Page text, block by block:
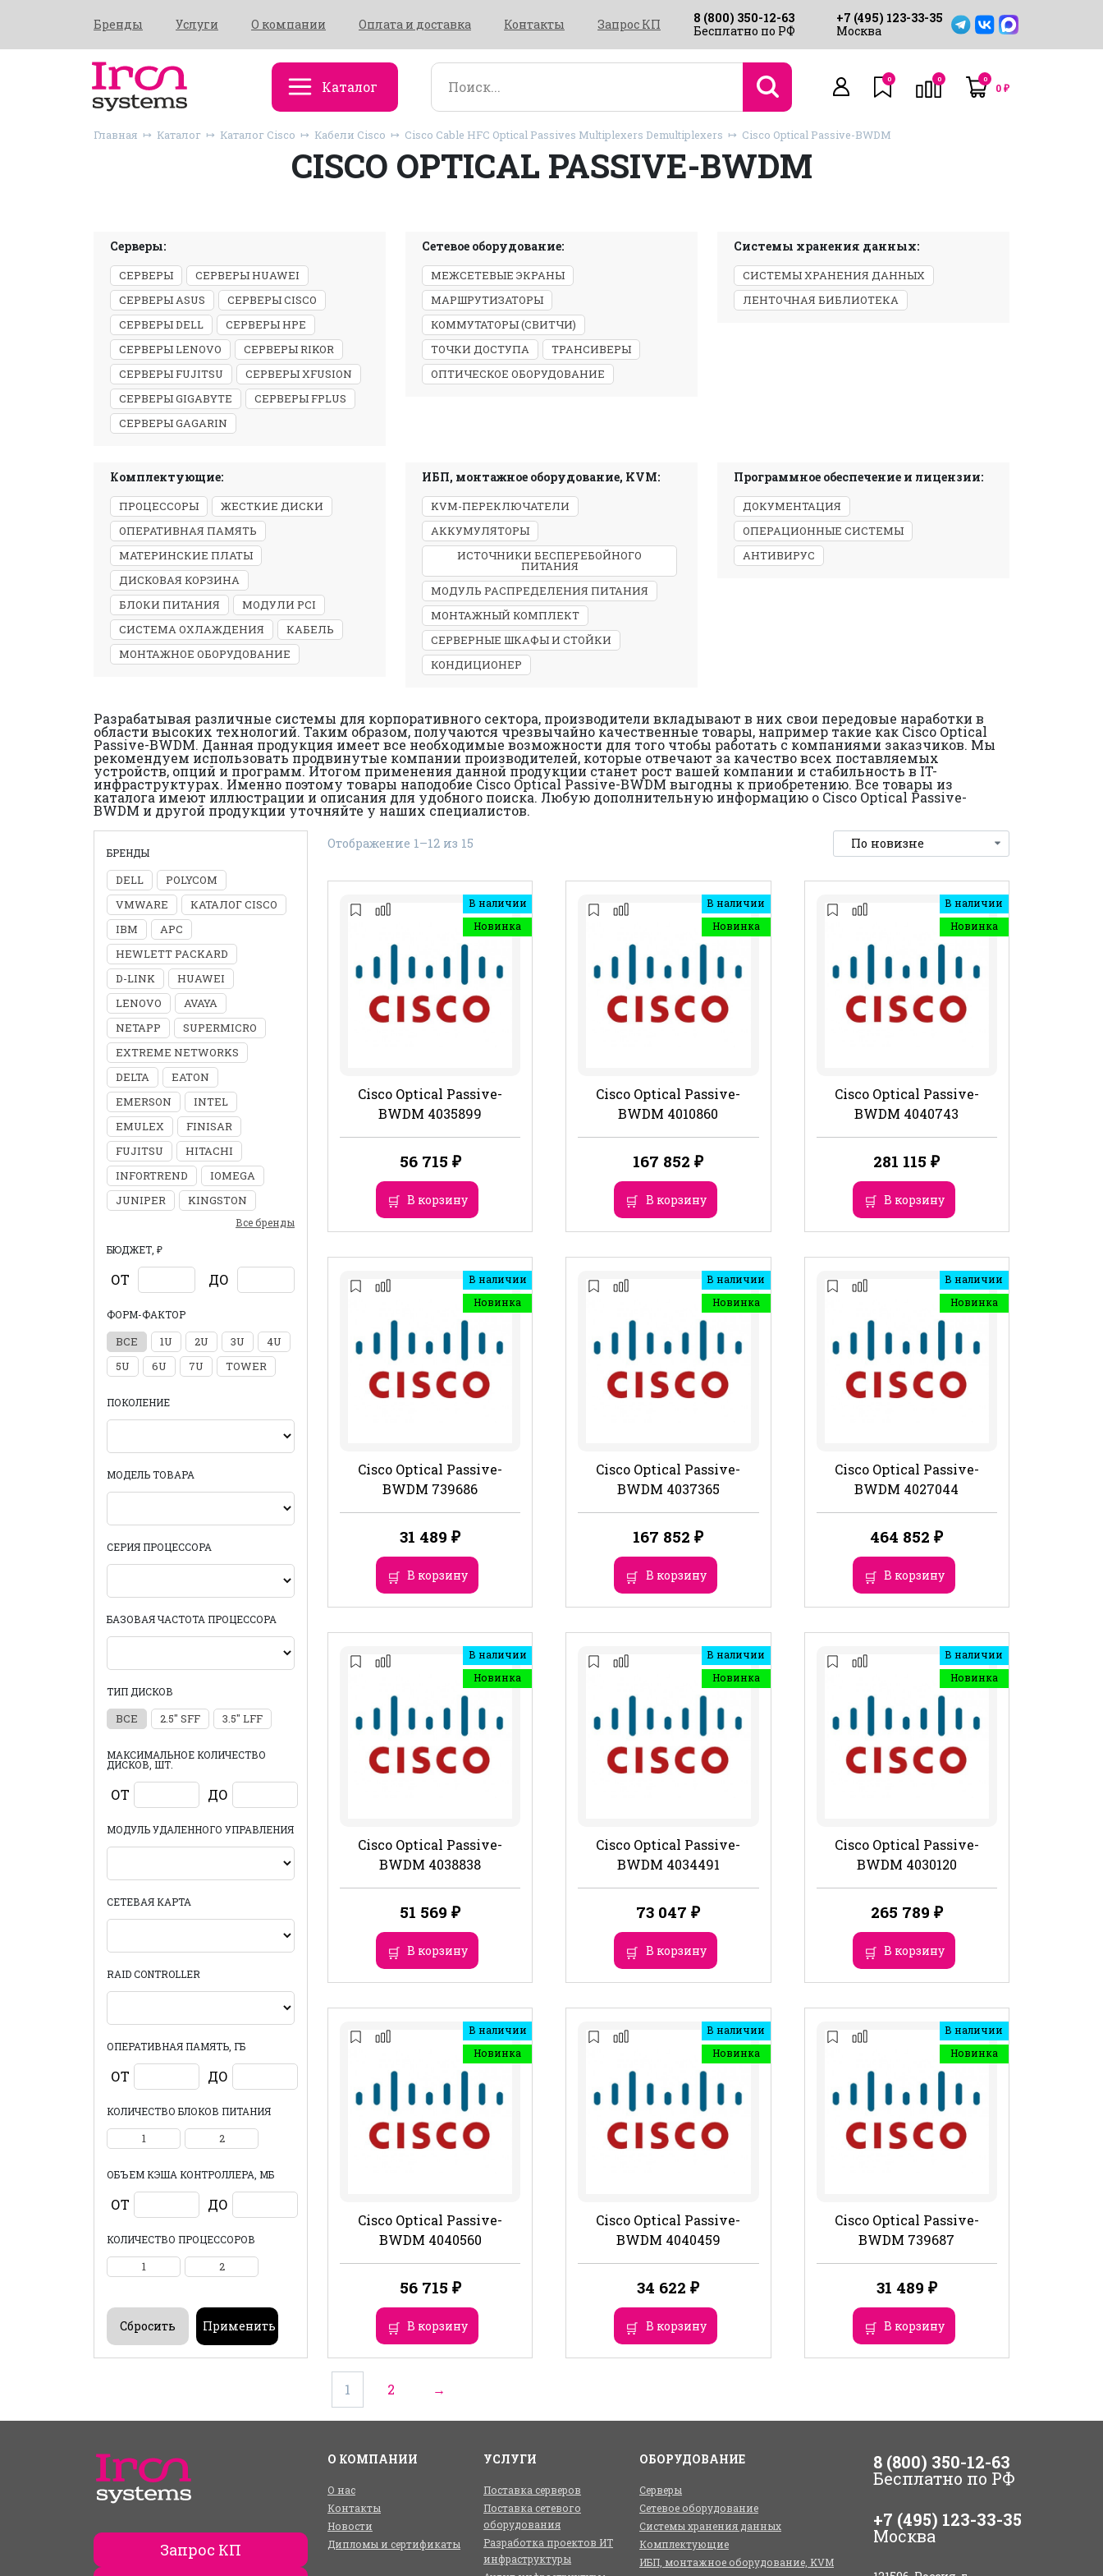
Бренды Услуги О компании Оплата и доставка Контакты Запрос КП
8 (800) 350-12-63
Бесплатно по РФ
+7 (495) 123-33-35
Москва
Каталог 0 0 0
0₽
Главная Каталог Каталог Cisco Кабели Cisco Cisco Cable HFC Optical Passives Multiplexers Demultiplexers Cisco Optical Passive-BWDM
CISCO OPTICAL PASSIVE-BWDM
Серверы:
СЕРВЕРЫ
СЕРВЕРЫ HUAWEI
СЕРВЕРЫ ASUS
СЕРВЕРЫ CISCO
СЕРВЕРЫ DELL
СЕРВЕРЫ HPE
СЕРВЕРЫ LENOVO
СЕРВЕРЫ RIKOR
СЕРВЕРЫ FUJITSU
СЕРВЕРЫ XFUSION
СЕРВЕРЫ GIGABYTE
СЕРВЕРЫ FPLUS
СЕРВЕРЫ GAGARIN
Сетевое оборудование:
МЕЖСЕТЕВЫЕ ЭКРАНЫ
МАРШРУТИЗАТОРЫ
КОММУТАТОРЫ (СВИТЧИ)
ТОЧКИ ДОСТУПА
ТРАНСИВЕРЫ
ОПТИЧЕСКОЕ ОБОРУДОВАНИЕ
Системы хранения данных:
СИСТЕМЫ ХРАНЕНИЯ ДАННЫХ
ЛЕНТОЧНАЯ БИБЛИОТЕКА
Комплектующие:
ПРОЦЕССОРЫ
ЖЕСТКИЕ ДИСКИ
ОПЕРАТИВНАЯ ПАМЯТЬ
МАТЕРИНСКИЕ ПЛАТЫ
ДИСКОВАЯ КОРЗИНА
БЛОКИ ПИТАНИЯ
МОДУЛИ PCI
СИСТЕМА ОХЛАЖДЕНИЯ
КАБЕЛЬ
МОНТАЖНОЕ ОБОРУДОВАНИЕ
ИБП, монтажное оборудование, KVM:
KVM-ПЕРЕКЛЮЧАТЕЛИ
АККУМУЛЯТОРЫ
ИСТОЧНИКИ БЕСПЕРЕБОЙНОГО
ПИТАНИЯ
МОДУЛЬ РАСПРЕДЕЛЕНИЯ ПИТАНИЯ
МОНТАЖНЫЙ КОМПЛЕКТ
СЕРВЕРНЫЕ ШКАФЫ И СТОЙКИ
КОНДИЦИОНЕР
Программное обеспечение и лицензии:
ДОКУМЕНТАЦИЯ
ОПЕРАЦИОННЫЕ СИСТЕМЫ
АНТИВИРУС
Разрабатывая различные системы для корпоративного сектора, производители вкладывают в них свои передовые наработки в
области высоких технологий. Таким образом, получаются чрезвычайно качественные товары, например такие как Cisco Optical
Passive-BWDM. Данная продукция имеет все необходимые возможности для того чтобы работать с компаниями заказчиков. Мы
рекомендуем использовать продвинутые компании производителей, которые отвечают за качество всех поставляемых
устройств, опций и программ. Итогом применения данной продукции станет рост вашей компании и стабильность в IT-
инфраструктурах. Именно поэтому товары наподобие Cisco Optical Passive-BWDM выгодны к приобретению. Все товары из
каталога имеют иллюстрации и описания для удобного поиска. Любую дополнительную информацию о Cisco Optical Passive-
BWDM и другой продукции уточняйте у наших специалистов.
БРЕНДЫ
DELL
POLYCOM
VMWARE
КАТАЛОГ CISCO
IBM
APC
HEWLETT PACKARD
D-LINK
HUAWEI
LENOVO
AVAYA
NETAPP
SUPERMICRO
EXTREME NETWORKS
DELTA
EATON
EMERSON
INTEL
EMULEX
FINISAR
FUJITSU
HITACHI
INFORTREND
IOMEGA
JUNIPER
KINGSTON
Все бренды
БЮДЖЕТ, ₽
ОТ ДО
ФОРМ-ФАКТОР
ВСЕ 1U 2U 3U
4U
5U
6U 7U TOWER
ПОКОЛЕНИЕ
МОДЕЛЬ ТОВАРА
СЕРИЯ ПРОЦЕССОРА
БАЗОВАЯ ЧАСТОТА ПРОЦЕССОРА
ТИП ДИСКОВ
ВСЕ 2.5" SFF 3.5" LFF
МАКСИМАЛЬНОЕ КОЛИЧЕСТВО
ДИСКОВ, ШТ.
ОТ ДО
МОДУЛЬ УДАЛЕННОГО УПРАВЛЕНИЯ
СЕТЕВАЯ КАРТА
RAID CONTROLLER
ОПЕРАТИВНАЯ ПАМЯТЬ, ГБ
ОТ ДО
КОЛИЧЕСТВО БЛОКОВ ПИТАНИЯ
1 2
ОБЪЕМ КЭША КОНТРОЛЛЕРА, МБ
ОТ ДО
КОЛИЧЕСТВО ПРОЦЕССОРОВ
1 2
Отображение 1–12 из 15
В наличии
Новинка
Cisco Optical Passive-
BWDM 4035899
56 715 ₽
В корзину
В наличии
Новинка
Cisco Optical Passive-
BWDM 4010860
167 852₽
В корзину
В наличии
Новинка
Cisco Optical Passive-
BWDM 4040743
281 115₽
В корзину
В наличии
Новинка
Cisco Optical Passive-
BWDM 739686
31 489₽
В корзину
В наличии
Новинка
Cisco Optical Passive-
BWDM 4037365
167 852₽
В корзину
В наличии
Новинка
Cisco Optical Passive-
BWDM 4027044
464 852₽
В корзину
В наличии
Новинка
Cisco Optical Passive-
BWDM 4038838
51 569₽
В корзину
В наличии
Новинка
Cisco Optical Passive-
BWDM 4034491
73 047₽
В корзину
В наличии
Новинка
Cisco Optical Passive-
BWDM 4030120
265 789 ₽
В корзину
В наличии
Новинка
Cisco Optical Passive-
BWDM 4040560
56 715 ₽
В корзину
В наличии
Новинка
Cisco Optical Passive-
BWDM 4040459
34 622₽
В корзину
В наличии
Новинка
Cisco Optical Passive-
BWDM 739687
31 489 ₽
В корзину
1 2 →
Запрос КП
О КОМПАНИИ
О нас
Контакты
Новости
Дипломы и сертификаты
УСЛУГИ
Поставка серверов
Поставка сетевого
оборудования
Разработка проектов ИТ
инфраструктуры
ОБОРУДОВАНИЕ
Серверы
Сетевое оборудование
Системы хранения данных
Комплектующие
ИБП, монтажное оборудование, KVM
8 (800) 350-12-63
Бесплатно по РФ
+7 (495) 123-33-35
Москва